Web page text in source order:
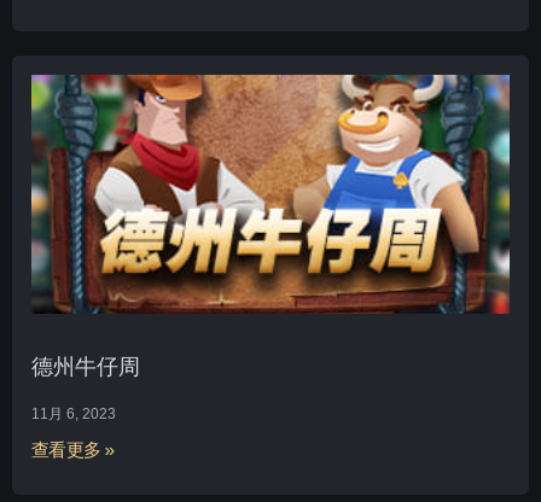
德州牛仔周
11月 6, 2023
查看更多 »